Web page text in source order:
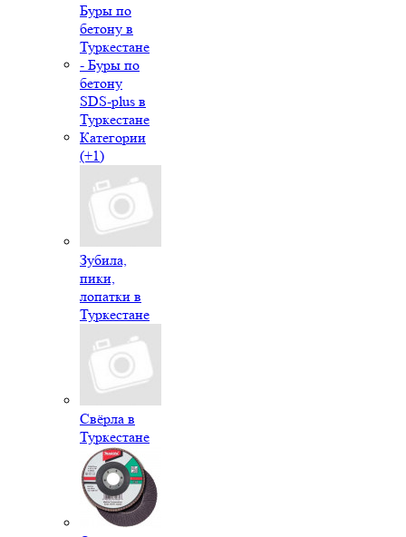
Буры по
бетону в
Туркестане
- Буры по
бетону
SDS-plus в
Туркестане
Категории
(+1)
Зубила,
пики,
лопатки в
Туркестане
Свёрла в
Туркестане